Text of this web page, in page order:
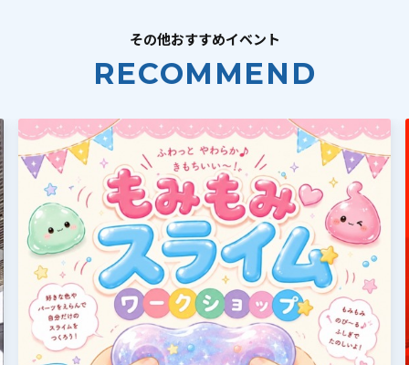
その他おすすめイベント
RECOMMEND